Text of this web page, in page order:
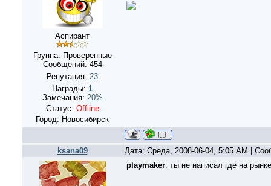
Аспирант
Группа: Проверенные
Сообщений: 454
Репутация: 23
Награды: 1
Замечания: 20%
Статус: Offline
Город: Новосибирск
ksana09 Дата: Среда, 2008-06-04, 5:05 AM |
playmaker, ты не написал где на